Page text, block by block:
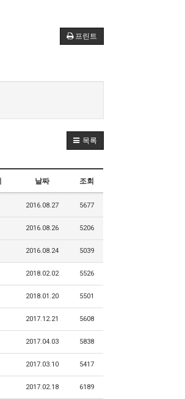
프린트
목록
날짜 조회
2016.08.27 5677
2016.08.26 5206
2016.08.24 5039
2018.02.02 5526
2018.01.20 5501
2017.12.21 5608
2017.04.03 5838
2017.03.10 5417
2017.02.18 6189